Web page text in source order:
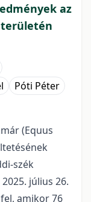
az
területén
Póti Péter
(Equus
szék
július 26.
amikor 76